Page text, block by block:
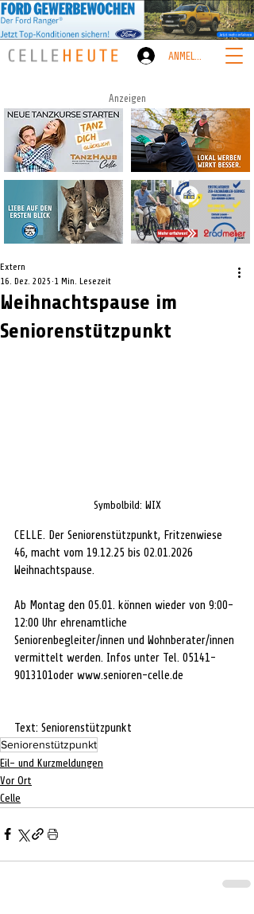
ANMELDEN
Anzeigen
Weihnachtspause im
Seniorenstützpunkt
Extern
16. Dez. 2025 1 Min. Lesezeit
Symbolbild: WIX
CELLE. Der Seniorenstützpunkt, Fritzenwiese
46, macht vom 19.12.25 bis 02.01.2026
Weihnachtspause.
Ab Montag den 05.01. können wieder von 9:00-
12:00 Uhr ehrenamtliche
Seniorenbegleiter/innen und Wohnberater/innen
vermittelt werden. Infos unter Tel. 05141-
9013101oder www.senioren-celle.de
Text: Seniorenstützpunkt
Seniorenstützpunkt
Eil- und Kurzmeldungen
Vor Ort
Celle